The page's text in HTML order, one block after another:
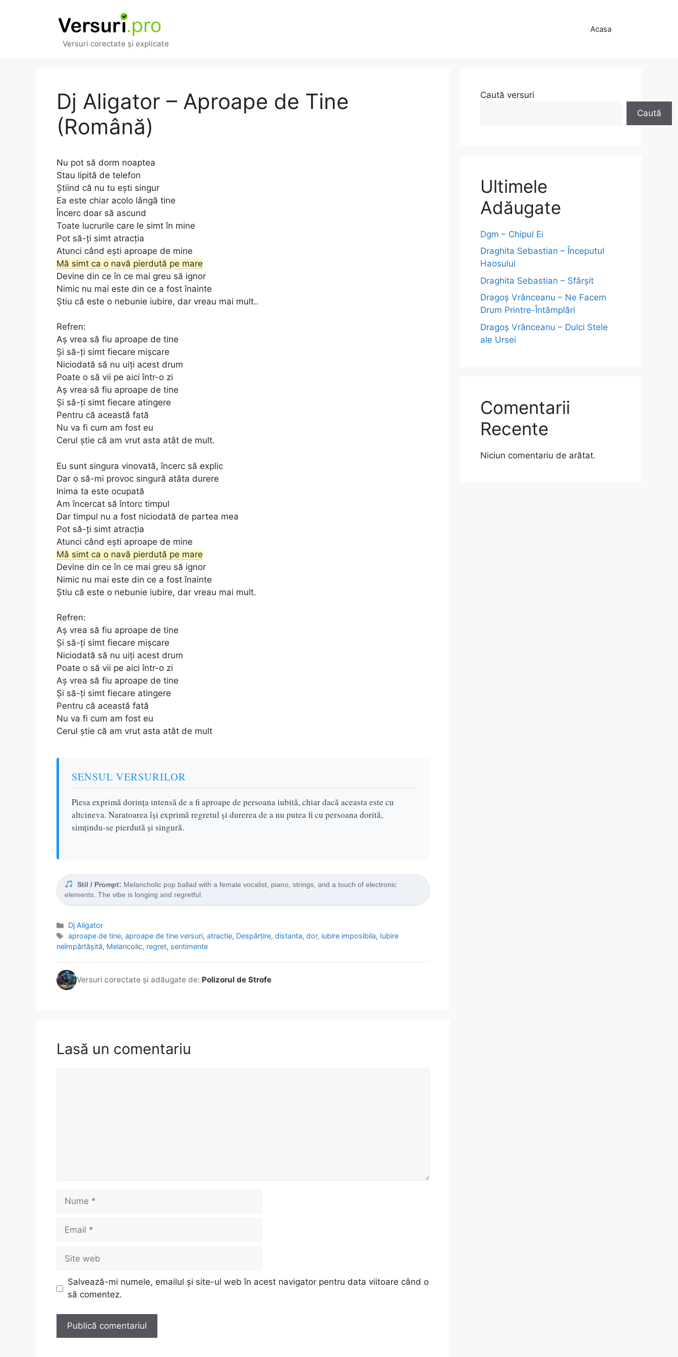
Versuri corectate și explicate
Acasa
Dj Aligator – Aproape de Tine
(Română)
Nu pot să dorm noaptea
Stau lipită de telefon
Știind că nu tu ești singur
Ea este chiar acolo lângă tine
Încerc doar să ascund
Toate lucrurile care le simt în mine
Pot să-ți simt atracția
Atunci când ești aproape de mine
Mă simt ca o navă pierdută pe mare
Devine din ce în ce mai greu să ignor
Nimic nu mai este din ce a fost înainte
Știu că este o nebunie iubire, dar vreau mai mult..
Refren:
Aș vrea să fiu aproape de tine
Și să-ți simt fiecare mișcare
Niciodată să nu uiți acest drum
Poate o să vii pe aici într-o zi
Aș vrea să fiu aproape de tine
Și să-ți simt fiecare atingere
Pentru că această fată
Nu va fi cum am fost eu
Cerul știe că am vrut asta atât de mult.
Eu sunt singura vinovată, încerc să explic
Dar o să-mi provoc singură atâta durere
Inima ta este ocupată
Am încercat să întorc timpul
Dar timpul nu a fost niciodată de partea mea
Pot să-ți simt atracția
Atunci când ești aproape de mine
Mă simt ca o navă pierdută pe mare
Devine din ce în ce mai greu să ignor
Nimic nu mai este din ce a fost înainte
Știu că este o nebunie iubire, dar vreau mai mult.
Refren:
Aș vrea să fiu aproape de tine
Și să-ți simt fiecare mișcare
Niciodată să nu uiți acest drum
Poate o să vii pe aici într-o zi
Aș vrea să fiu aproape de tine
Și să-ți simt fiecare atingere
Pentru că această fată
Nu va fi cum am fost eu
Cerul știe că am vrut asta atât de mult
SENSUL VERSURILOR
Piesa exprimă dorința intensă de a fi aproape de persoana iubită, chiar dacă aceasta este cu
altcineva. Naratoarea își exprimă regretul și durerea de a nu putea fi cu persoana dorită,
simțindu-se pierdută și singură.
Stil / Prompt: Melancholic pop ballad with a female vocalist, piano, strings, and a touch of electronic
elements. The vibe is longing and regretful.
Categorii
Dj Aligator
Etichete
aproape de tine,aproape de tine versuri,atractie, Despărțire,distanta,dor, iubire imposibila, Iubire
neîmpărtășită, Melancolic, regret, sentimente
Versuri corectate și adăugate de: Polizorul de Strofe
Lasă un comentariu
Nume
Email
Site
web
Salvează-mi numele, emailul și site-ul web în acest navigator pentru data viitoare când o
să comentez.
Caută versuri
Caută
Ultimele
Adăugate
Dgm – Chipul Ei
Draghita Sebastian – Începutul
Haosului
Draghita Sebastian – Sfârșit
Dragoş Vrânceanu – Ne Facem
Drum Printre-Întâmplări
Dragoş Vrânceanu – Dulci Stele
ale Ursei
Comentarii
Recente
Niciun comentariu de arătat.